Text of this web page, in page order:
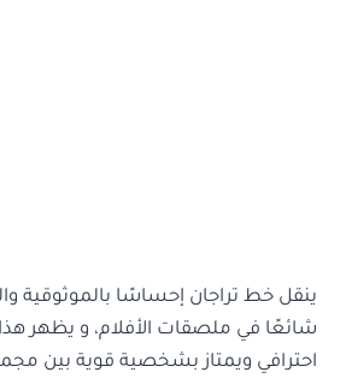
ينقل خط تراجان إحساسًا بالموثوقية
شائعًا في ملصقات الأفلام، و يظهر
احترافي ويمتاز بشخصية قوية بين